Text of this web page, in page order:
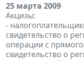
25 марта 2009
Акцизы:
-
свидетельство о
операции с
свидетельство о